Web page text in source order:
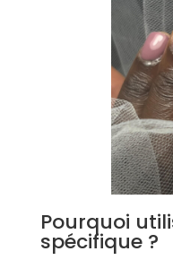
Pourquoi
spécifique ?